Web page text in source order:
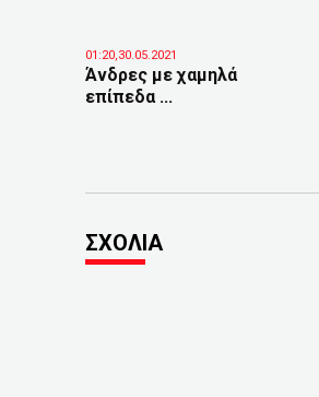
01:20,30.05.2021
Άνδρες με χαμηλά
επίπεδα ...
ΣΧΟΛΙΑ